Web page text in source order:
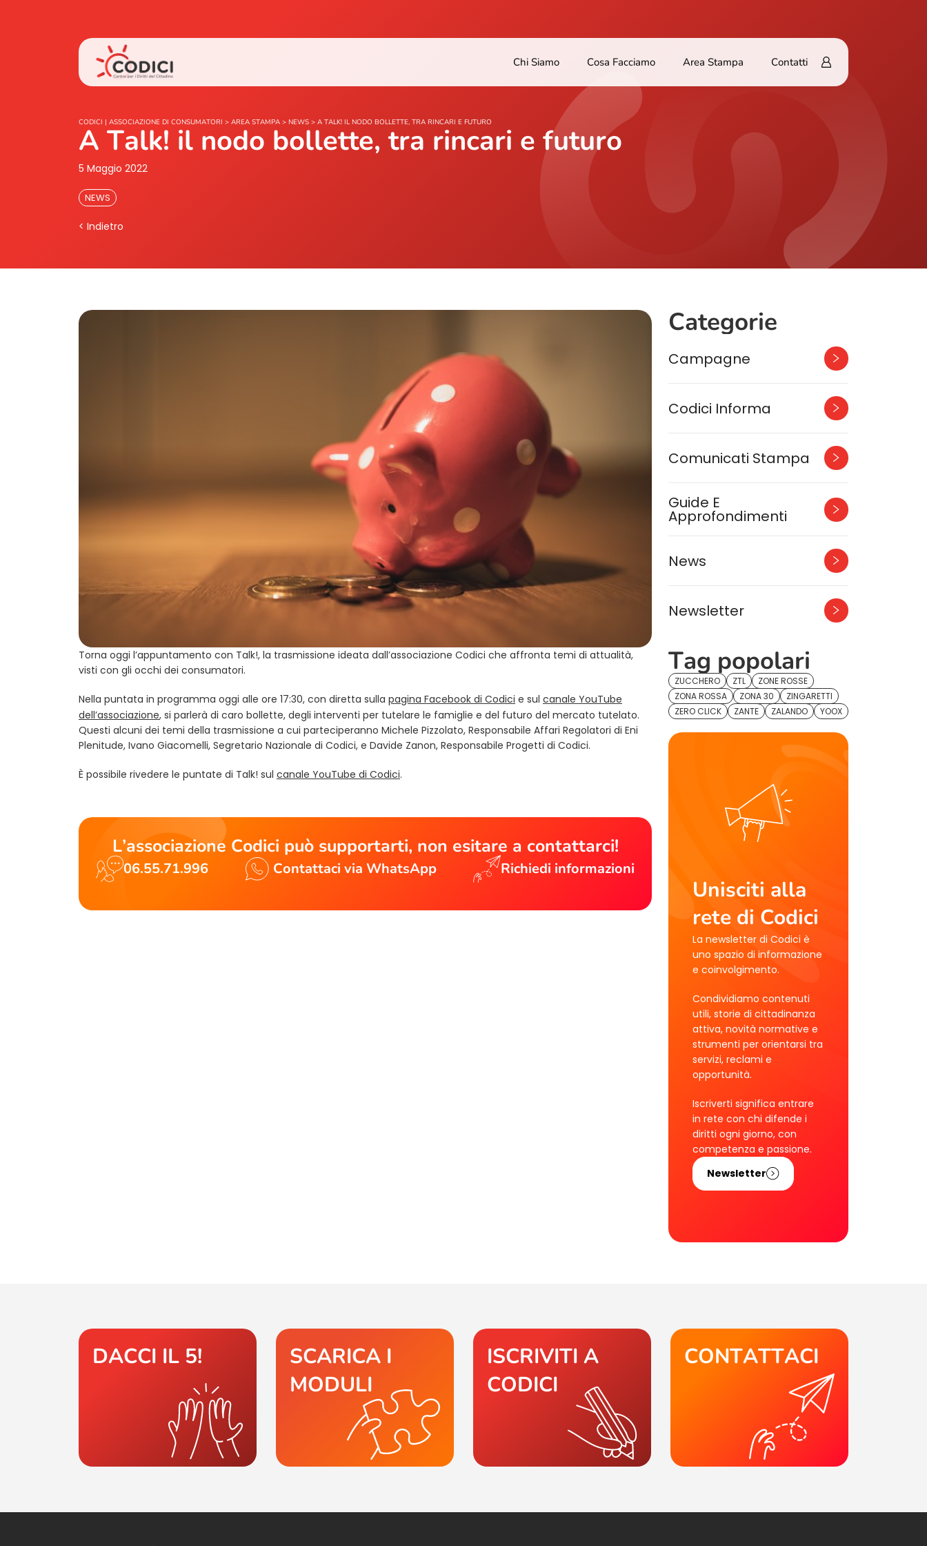
Chi Siamo Cosa Facciamo Area Stampa Contatti
CODICI | ASSOCIAZIONE DI CONSUMATORI > AREA STAMPA > NEWS > A TALK! IL NODO BOLLETTE, TRA RINCARI E FUTURO
A Talk! il nodo bollette, tra rincari e futuro
5 Maggio 2022
NEWS
< Indietro
Torna oggi l’appuntamento con Talk!, la trasmissione ideata dall’associazione Codici che affronta temi di attualità,
visti con gli occhi dei consumatori.
Nella puntata in programma oggi alle ore 17:30, con diretta sulla pagina Facebook di Codici e sul canale YouTube
dell’associazione, si parlerà di caro bollette, degli interventi per tutelare le famiglie e del futuro del mercato tutelato.
Questi alcuni dei temi della trasmissione a cui parteciperanno Michele Pizzolato, Responsabile Affari Regolatori di Eni
Plenitude, Ivano Giacomelli, Segretario Nazionale di Codici, e Davide Zanon, Responsabile Progetti di Codici.
È possibile rivedere le puntate di Talk! sul canale YouTube di Codici.
L’associazione Codici può supportarti, non esitare a contattarci!
06.55.71.996 Contattaci via WhatsApp Richiedi informazioni
Categorie
Campagne
Codici Informa
Comunicati Stampa
Guide E
Approfondimenti
News
Newsletter
Tag popolari
ZUCCHERO ZTL
ZONE ROSSE
ZONA ROSSA
ZONA 30
ZINGARETTI
ZERO CLICK
ZANTE ZALANDO YOOX
Unisciti alla
rete di Codici
La newsletter di Codici è
uno spazio di informazione
e coinvolgimento.
Condividiamo contenuti
utili, storie di cittadinanza
attiva, novità normative e
strumenti per orientarsi tra
servizi, reclami e
opportunità.
Iscriverti significa entrare
in rete con chi difende i
diritti ogni giorno, con
competenza e passione.
Newsletter
DACCI IL 5!
SCARICA I
MODULI
ISCRIVITI A
CODICI
CONTATTACI